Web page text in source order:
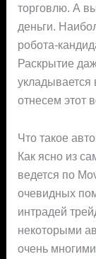
торговлю. А
деньги.
робота-
Раскрытие
укладывается
отнесем этот
Что такое
Как ясно из
ведется по
очевидных
интрадей
некоторыми
очень многими